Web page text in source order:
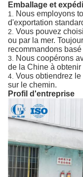
Emballage et
1. Nous employons
d'exportation
2. Vous pouvez
ou par la mer.
recommandons
3. Nous coopérons
de la Chine à
4. Vous obtiendrez
sur le chemin.
Profil d'entreprise